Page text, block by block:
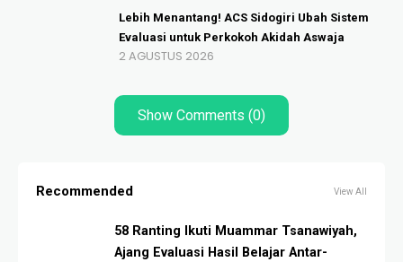
Lebih Menantang! ACS Sidogiri Ubah Sistem
Evaluasi untuk Perkokoh Akidah Aswaja
2 AGUSTUS 2026
Show Comments (0)
Recommended View All
58 Ranting Ikuti Muammar Tsanawiyah,
Ajang Evaluasi Hasil Belajar Antar-